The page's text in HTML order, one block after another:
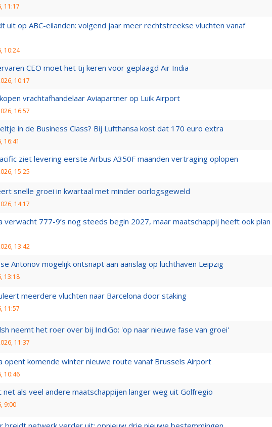
11:17
uit op ABC-eilanden: volgend jaar meer rechtstreekse vluchten vanaf
10:24
CEO moet het tij keren voor geplaagd Air India
10:17
kopen vrachtafhandelaar Aviapartner op Luik Airport
16:57
in de Business Class? Bij Lufthansa kost dat 170 euro extra
16:41
ziet levering eerste Airbus A350F maanden vertraging oplopen
15:25
snelle groei in kwartaal met minder oorlogsgeweld
14:17
verwacht 777-9’s nog steeds begin 2027, maar maatschappij heeft ook plan
13:42
Antonov mogelijk ontsnapt aan aanslag op luchthaven Leipzig
13:18
meerdere vluchten naar Barcelona door staking
11:57
neemt het roer over bij IndiGo: 'op naar nieuwe fase van groei'
11:37
opent komende winter nieuwe route vanaf Brussels Airport
10:46
net als veel andere maatschappijen langer weg uit Golfregio
9:00